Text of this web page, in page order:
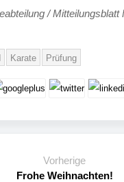
/ Mitteilungsblatt
Karate Prüfung
Vorherige
Frohe Weihnachten!